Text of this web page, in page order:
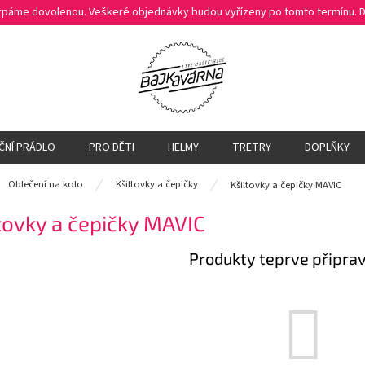
dovolenou. Veškeré objednávky budou vyřízeny po tomto termínu.
PRÁDLO PRO DĚTI HELMY TRETRY DOPLŇKY
Oblečení na kolo Kšiltovky a čepičky Kšiltovky a čepičky MAVIC
a čepičky MAVIC
Produkty teprve